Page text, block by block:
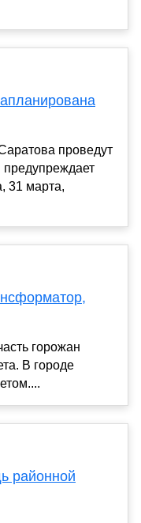
проведут
предупреждает
31 марта,
горожан
В городе
районной